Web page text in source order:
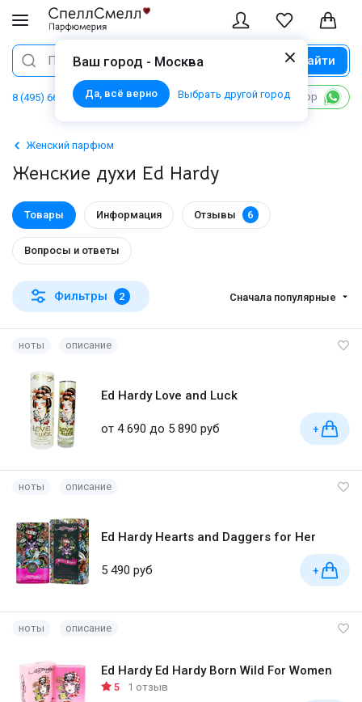
Ваш город - Москва
Да, всё верно Выбрать другой город
Поиск Найти
8 (495) 668 06 02 Написать в WhatsApp
Женский парфюм
Женские духи Ed Hardy
Товары Информация Отзывы 6
Вопросы и ответы
Фильтры 2 Сначала популярные
ноты описание
Ed Hardy Love and Luck
от 4 690 до 5 890 руб +
ноты описание
Ed Hardy Hearts and Daggers for Her
5 490 руб +
ноты описание
Ed Hardy Ed Hardy Born Wild For Women
5 1 отзыв